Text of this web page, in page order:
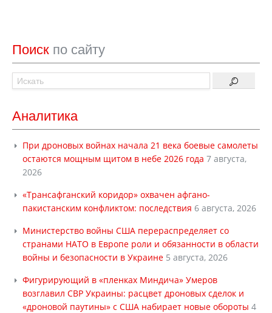
Поиск по сайту
Аналитика
При дроновых войнах начала 21 века боевые самолеты
остаются мощным щитом в небе 2026 года 7 августа,
2026
«Трансафганский коридор» охвачен афгано-
пакистанским конфликтом: последствия 6 августа, 2026
Министерство войны США перераспределяет со
странами НАТО в Европе роли и обязанности в области
войны и безопасности в Украине 5 августа, 2026
Фигурирующий в «пленках Миндича» Умеров
возглавил СВР Украины: расцвет дроновых сделок и
«дроновой паутины» с США набирает новые обороты 4